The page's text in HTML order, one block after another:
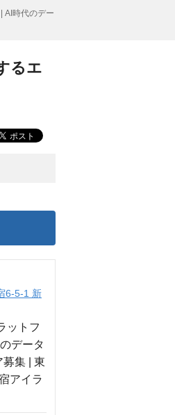
AI時代のデー
るエ
6-5-1 新